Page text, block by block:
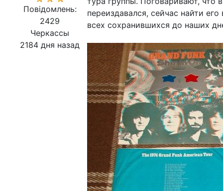
Повідомлень:
2429
Черкассы
2184 дня назад
переиздавался, сейчас найти
всех сохранившихся до наших